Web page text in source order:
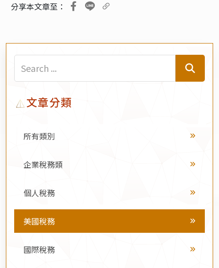
文章分類
所有類別
企業稅務類
個人稅務
美國稅務
國際稅務
分享本文章至：